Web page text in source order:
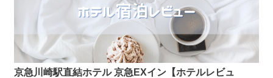
京急川崎駅直結ホテル 京急EXイン【ホテルレビュ